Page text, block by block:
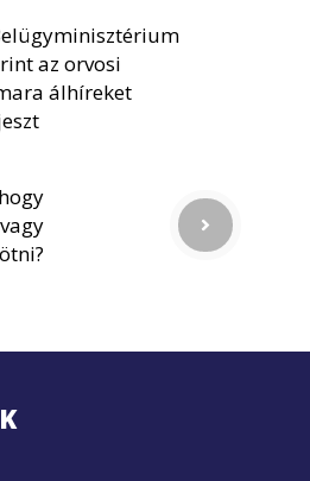
az orvosi
álhíreket